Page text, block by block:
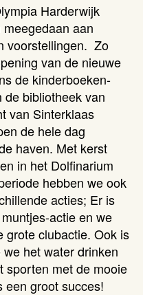
Harderwijk
aan
voorstellingen. Zo
van de nieuwe
de kinderboeken-
bibliotheek van
van Sinterklaas
de hele dag
haven. Met kerst
in het Dolfinarium
hebben we ook
acties; Er is
actie en we
clubactie. Ook is
het water drinken
met de mooie
een groot succes!